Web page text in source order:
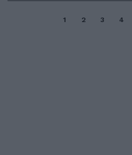
1 2 3 4